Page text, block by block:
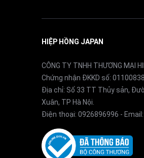
HIỆP HỒNG JAPAN
CÔNG TY TNHH THƯƠNG MẠI
Chứng nhận ĐKKD số:
Địa chỉ: Số 33 TT Thủy sản,
Xuân, TP Hà Nội.
Điện thoại: 0926896996 - Email: